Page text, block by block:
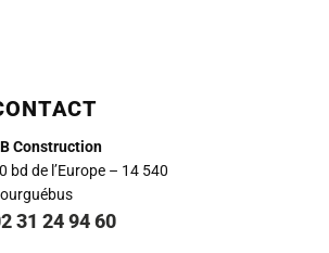
Construction
bd de l’Europe – 14 540
31 24 94 60